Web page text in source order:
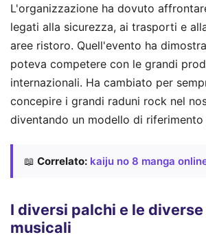
L'organizzazione ha dovuto
legati alla sicurezza, ai trasporti e
aree ristoro. Quell'evento ha
poteva competere con le grandi
internazionali. Ha cambiato per
concepire i grandi raduni rock nel
diventando un modello di
📖 Correlato: kaiju no 8 manga
I diversi palchi e le diverse
musicali